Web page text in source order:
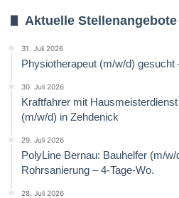
Aktuelle Stellenangebote
31. Juli 2026
Physiotherapeut (m/w/d) gesucht
30. Juli 2026
Kraftfahrer mit
(m/w/d) in Zehdenick
29. Juli 2026
PolyLine Bernau: Bauhelfer (m/
Rohrsanierung – 4-Tage-Wo.
28. Juli 2026